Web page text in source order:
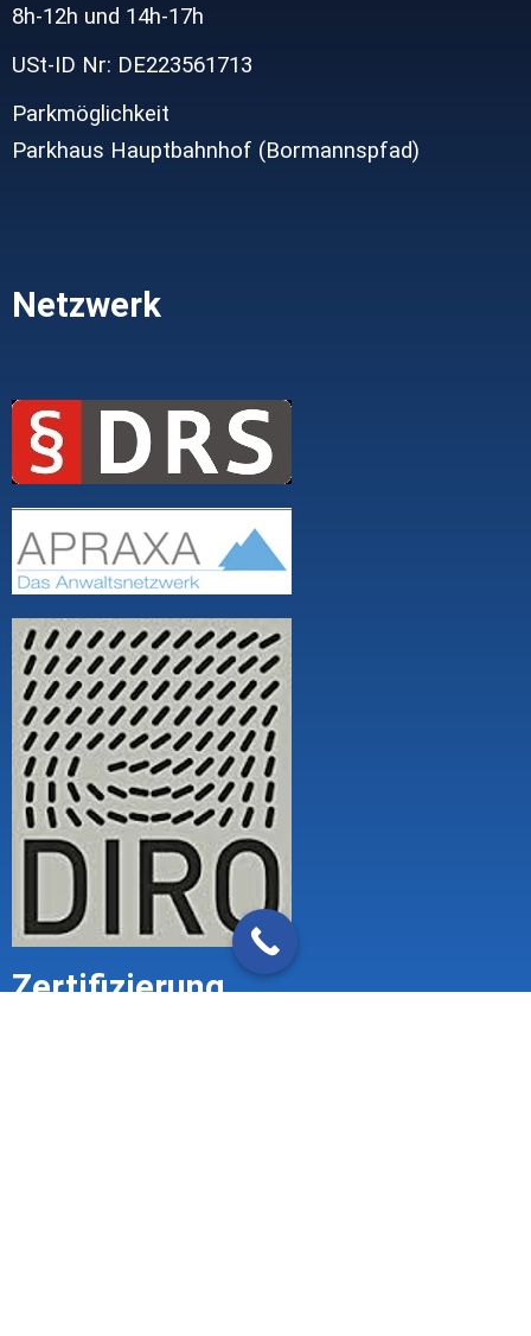
8h-12h und 14h-17h
USt-ID Nr: DE223561713
Parkmöglichkeit
Parkhaus Hauptbahnhof (Bormannspfad)
Netzwerk
Zertifizierung